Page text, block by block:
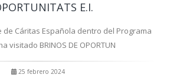
E.I.
Cáritas Española dentro del Programa
visitado BRINOS DE OPORTUN
25 febrero 2024